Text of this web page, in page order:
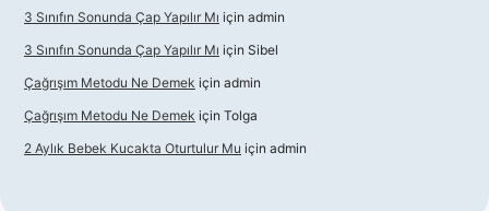
3 Sınıfın Sonunda Çap Yapılır Mı için admin
3 Sınıfın Sonunda Çap Yapılır Mı için Sibel
Çağrışım Metodu Ne Demek için admin
Çağrışım Metodu Ne Demek için Tolga
2 Aylık Bebek Kucakta Oturtulur Mu için admin